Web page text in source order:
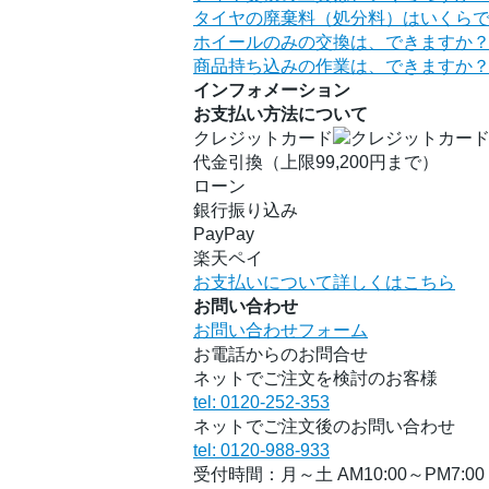
タイヤの廃棄料（処分料）はいくら
ホイールのみの交換は、できますか？
商品持ち込みの作業は、できますか？
インフォメーション
お支払い方法について
クレジットカード
代金引換（上限99,200円まで）
ローン
銀行振り込み
PayPay
楽天ペイ
お支払いについて詳しくはこちら
お問い合わせ
お問い合わせフォーム
お電話からのお問合せ
ネットでご注文を検討のお客様
tel: 0120-252-353
ネットでご注文後のお問い合わせ
tel: 0120-988-933
受付時間：月～土 AM10:00～PM7:00